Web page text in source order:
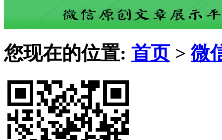
您现在的位置: 首页 >微